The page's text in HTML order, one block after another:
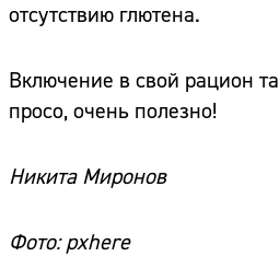
отсутствию глютена.
Включение в свой рацион
просо, очень полезно!
Никита Миронов
Фото: pxhere